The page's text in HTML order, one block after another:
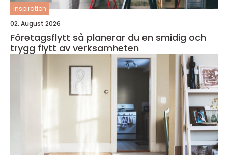
inspiration
02. August 2026
Företagsflytt så planerar du en smidig och
trygg flytt av verksamheten